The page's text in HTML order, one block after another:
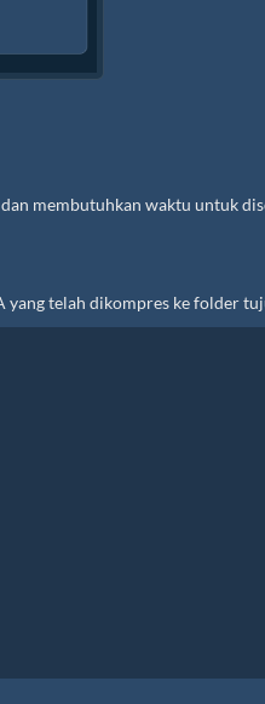
membutuhkan waktu untuk
telah dikompres ke folder